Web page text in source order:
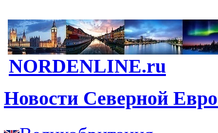
NORDENLINE.ru
Новости Северной